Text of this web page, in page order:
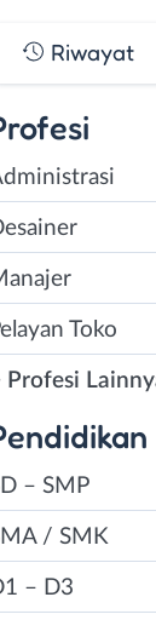
Riwayat
Toko
Profesi
– SMP
/ SMK
– D3